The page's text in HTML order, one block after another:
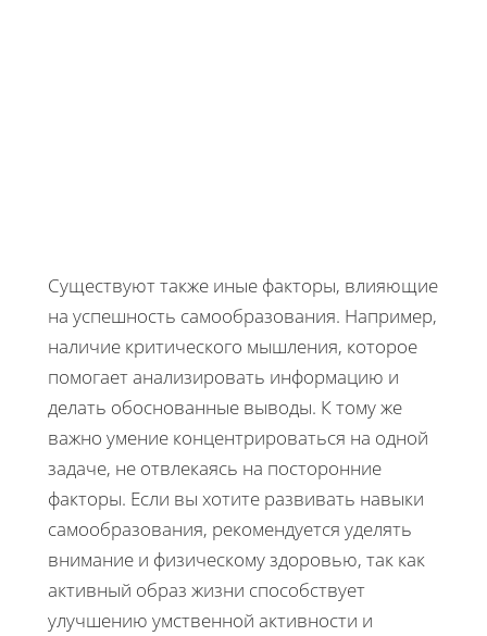
Существуют также иные факторы, влияющие
на успешность самообразования. Например,
наличие критического мышления, которое
помогает анализировать информацию и
делать обоснованные выводы. К тому же
важно умение концентрироваться на одной
задаче, не отвлекаясь на посторонние
факторы. Если вы хотите развивать навыки
самообразования, рекомендуется уделять
внимание и физическому здоровью, так как
активный образ жизни способствует
улучшению умственной активности и